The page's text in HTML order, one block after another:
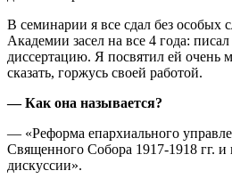
В семинарии я все сдал без особых
Академии засел на все 4 года:
диссертацию. Я посвятил ей очень
сказать, горжусь своей работой.
— Как она называется?
— «Реформа епархиального
Священного Собора 1917-1918 гг. и
дискуссии».